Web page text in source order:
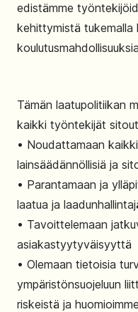
edistämme
kehittymistä tukemalla
Tämän laatupolitiikan
kaikki työntekijät
• Noudattamaan
lainsäädännöllisiä ja
• Parantamaan ja
laatua ja
• Tavoittelemaan
asiakastyytyväisyyttä
• Olemaan tietoisia
ympäristönsuojeluun
riskeistä ja